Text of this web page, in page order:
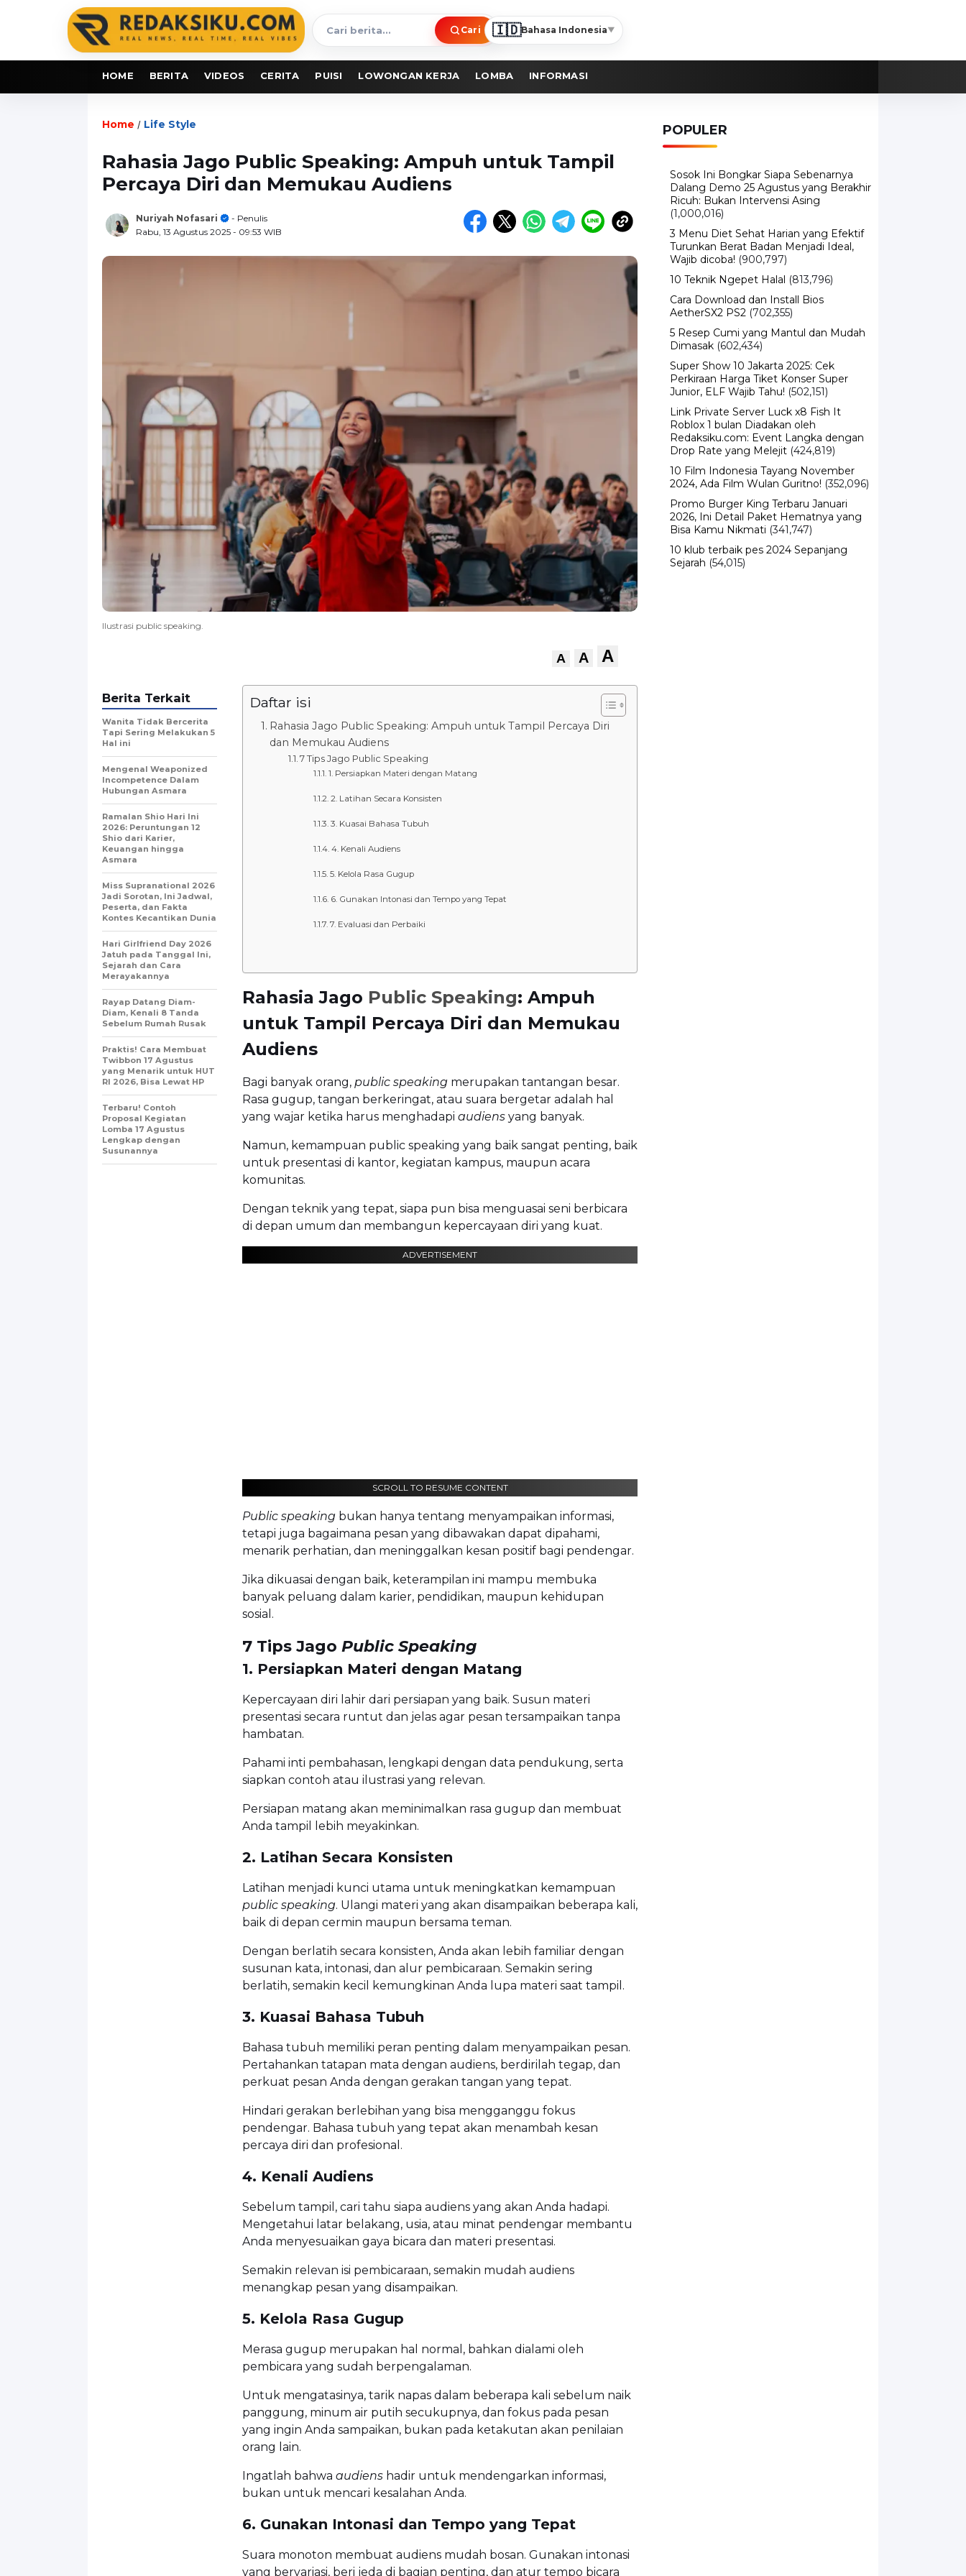
Cari
berita
Cari 🇮🇩Bahasa Indonesia▼
HOME BERITA VIDEOS CERITA PUISI LOWONGAN KERJA LOMBA INFORMASI
Home / Life Style
Rahasia Jago Public Speaking: Ampuh untuk Tampil
Percaya Diri dan Memukau Audiens
Nuriyah Nofasari
- Penulis
Rabu, 13 Agustus 2025 - 09:53 WIB
Ilustrasi public speaking.
A A A
Daftar isi
Rahasia Jago Public Speaking: Ampuh untuk Tampil Percaya Diri
dan Memukau Audiens
7 Tips Jago Public Speaking
1. Persiapkan Materi dengan Matang
2. Latihan Secara Konsisten
3. Kuasai Bahasa Tubuh
4. Kenali Audiens
5. Kelola Rasa Gugup
6. Gunakan Intonasi dan Tempo yang Tepat
7. Evaluasi dan Perbaiki
Rahasia Jago Public Speaking: Ampuh
untuk Tampil Percaya Diri dan Memukau
Audiens
Bagi banyak orang, public speaking merupakan tantangan besar.
Rasa gugup, tangan berkeringat, atau suara bergetar adalah hal
yang wajar ketika harus menghadapi audiens yang banyak.
Namun, kemampuan public speaking yang baik sangat penting, baik
untuk presentasi di kantor, kegiatan kampus, maupun acara
komunitas.
Dengan teknik yang tepat, siapa pun bisa menguasai seni berbicara
di depan umum dan membangun kepercayaan diri yang kuat.
ADVERTISEMENT
SCROLL TO RESUME CONTENT
Public speaking bukan hanya tentang menyampaikan informasi,
tetapi juga bagaimana pesan yang dibawakan dapat dipahami,
menarik perhatian, dan meninggalkan kesan positif bagi pendengar.
Jika dikuasai dengan baik, keterampilan ini mampu membuka
banyak peluang dalam karier, pendidikan, maupun kehidupan
sosial.
7 Tips Jago Public Speaking
1. Persiapkan Materi dengan Matang
Kepercayaan diri lahir dari persiapan yang baik. Susun materi
presentasi secara runtut dan jelas agar pesan tersampaikan tanpa
hambatan.
Pahami inti pembahasan, lengkapi dengan data pendukung, serta
siapkan contoh atau ilustrasi yang relevan.
Persiapan matang akan meminimalkan rasa gugup dan membuat
Anda tampil lebih meyakinkan.
2. Latihan Secara Konsisten
Latihan menjadi kunci utama untuk meningkatkan kemampuan
public speaking. Ulangi materi yang akan disampaikan beberapa kali,
baik di depan cermin maupun bersama teman.
Dengan berlatih secara konsisten, Anda akan lebih familiar dengan
susunan kata, intonasi, dan alur pembicaraan. Semakin sering
berlatih, semakin kecil kemungkinan Anda lupa materi saat tampil.
3. Kuasai Bahasa Tubuh
Bahasa tubuh memiliki peran penting dalam menyampaikan pesan.
Pertahankan tatapan mata dengan audiens, berdirilah tegap, dan
perkuat pesan Anda dengan gerakan tangan yang tepat.
Hindari gerakan berlebihan yang bisa mengganggu fokus
pendengar. Bahasa tubuh yang tepat akan menambah kesan
percaya diri dan profesional.
4. Kenali Audiens
Sebelum tampil, cari tahu siapa audiens yang akan Anda hadapi.
Mengetahui latar belakang, usia, atau minat pendengar membantu
Anda menyesuaikan gaya bicara dan materi presentasi.
Semakin relevan isi pembicaraan, semakin mudah audiens
menangkap pesan yang disampaikan.
5. Kelola Rasa Gugup
Merasa gugup merupakan hal normal, bahkan dialami oleh
pembicara yang sudah berpengalaman.
Untuk mengatasinya, tarik napas dalam beberapa kali sebelum naik
panggung, minum air putih secukupnya, dan fokus pada pesan
yang ingin Anda sampaikan, bukan pada ketakutan akan penilaian
orang lain.
Ingatlah bahwa audiens hadir untuk mendengarkan informasi,
bukan untuk mencari kesalahan Anda.
6. Gunakan Intonasi dan Tempo yang Tepat
Suara monoton membuat audiens mudah bosan. Gunakan intonasi
yang bervariasi, beri jeda di bagian penting, dan atur tempo bicara
Berita Terkait
Wanita Tidak Bercerita
Tapi Sering Melakukan 5
Hal ini
Mengenal Weaponized
Incompetence Dalam
Hubungan Asmara
Ramalan Shio Hari Ini
2026: Peruntungan 12
Shio dari Karier,
Keuangan hingga
Asmara
Miss Supranational 2026
Jadi Sorotan, Ini Jadwal,
Peserta, dan Fakta
Kontes Kecantikan Dunia
Hari Girlfriend Day 2026
Jatuh pada Tanggal Ini,
Sejarah dan Cara
Merayakannya
Rayap Datang Diam-
Diam, Kenali 8 Tanda
Sebelum Rumah Rusak
Praktis! Cara Membuat
Twibbon 17 Agustus
yang Menarik untuk HUT
RI 2026, Bisa Lewat HP
Terbaru! Contoh
Proposal Kegiatan
Lomba 17 Agustus
Lengkap dengan
Susunannya
POPULER
Sosok Ini Bongkar Siapa Sebenarnya
Dalang Demo 25 Agustus yang Berakhir
Ricuh: Bukan Intervensi Asing
(1,000,016)
3 Menu Diet Sehat Harian yang Efektif
Turunkan Berat Badan Menjadi Ideal,
Wajib dicoba! (900,797)
10 Teknik Ngepet Halal (813,796)
Cara Download dan Install Bios
AetherSX2 PS2 (702,355)
5 Resep Cumi yang Mantul dan Mudah
Dimasak (602,434)
Super Show 10 Jakarta 2025: Cek
Perkiraan Harga Tiket Konser Super
Junior, ELF Wajib Tahu! (502,151)
Link Private Server Luck x8 Fish It
Roblox 1 bulan Diadakan oleh
Redaksiku.com: Event Langka dengan
Drop Rate yang Melejit (424,819)
10 Film Indonesia Tayang November
2024, Ada Film Wulan Guritno! (352,096)
Promo Burger King Terbaru Januari
2026, Ini Detail Paket Hematnya yang
Bisa Kamu Nikmati (341,747)
10 klub terbaik pes 2024 Sepanjang
Sejarah (54,015)